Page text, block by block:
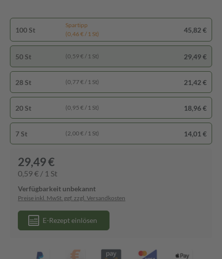
100 St
Spartipp
(0,46 € / 1 St)
45,82 €
50 St (0,59 € / 1 St) 29,49 €
28 St (0,77 € / 1 St) 21,42 €
20 St (0,95 € / 1 St) 18,96 €
7 St (2,00 € / 1 St) 14,01 €
29,49 €
0,59 € / 1 St
Verfügbarkeit unbekannt
Preise inkl. MwSt. ggf. zzgl. Versandkosten
E-Rezept einlösen